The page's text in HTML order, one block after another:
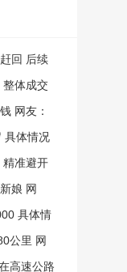
回 后续
整体成交
网友：
具体情况
精准避开
娘 网
具体情
公里 网
高速公路